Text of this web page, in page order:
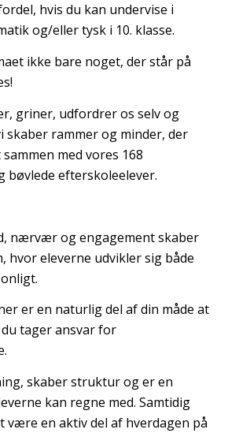
hvis du kan undervise i
og/eller tysk i 10. klasse.
ikke bare noget, der står på
griner, udfordrer os selv og
skaber rammer og minder, der
med vores 168
bøvlede efterskoleelever.
nærvær og engagement skaber
hvor eleverne udvikler sig både
er en naturlig del af din måde at
tager ansvar for
skaber struktur og er en
kan regne med. Samtidig
være en aktiv del af hverdagen på